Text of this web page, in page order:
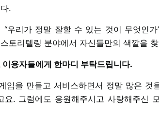
.
“우리가 정말 잘할 수 있는 것이 무엇인
토리텔링 분야에서 자신들만의 색깔을
용자들에게 한마디 부탁드립니다.
임을 만들고 서비스하면서 정말 많은 것
요. 그럼에도 응원해주시고 사랑해주신